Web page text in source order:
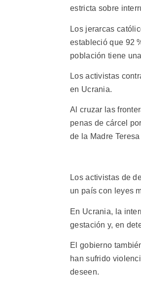
estricta sobre
Los jerarcas
estableció que 92
población tiene
Los activistas
en Ucrania.
Al cruzar las
penas de cárcel
de la Madre
Los activistas de
un país con leyes
En Ucrania, la
gestación y, en
El gobierno
han sufrido
deseen.